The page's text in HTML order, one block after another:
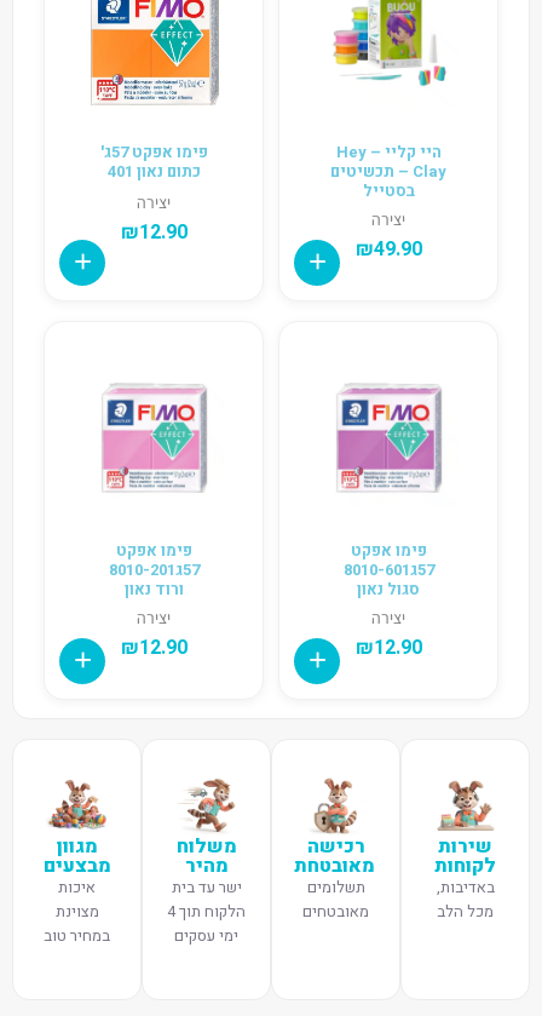
היי קליי – Hey
Clay – תכשיטים
בסטייל
יצירה
₪49.90
פימו אפקט 57ג'
כתום נאון 401
יצירה
₪12.90
פימו אפקט
57ג8010-601
סגול נאון
יצירה
₪12.90
פימו אפקט
57ג8010-201
ורוד נאון
יצירה
₪12.90
שירות
לקוחות
באדיבות,
מכל הלב
רכישה
מאובטחת
תשלומים
מאובטחים
משלוח
מהיר
ישר עד בית
הלקוח תוך 4
ימי עסקים
מגוון
מבצעים
איכות
מצוינת
במחיר טוב